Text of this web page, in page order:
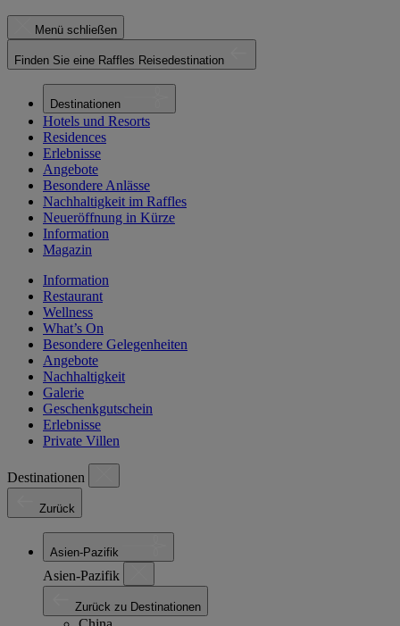
Menü schließen
Finden Sie eine Raffles Reisedestination
Destinationen
Hotels und Resorts
Residences
Erlebnisse
Angebote
Besondere Anlässe
Nachhaltigkeit im Raffles
Neueröffnung in Kürze
Information
Magazin
Information
Restaurant
Wellness
What’s On
Besondere Gelegenheiten
Angebote
Nachhaltigkeit
Galerie
Geschenkgutschein
Erlebnisse
Private Villen
Destinationen
Zurück
Asien-Pazifik
Asien-Pazifik
Zurück zu Destinationen